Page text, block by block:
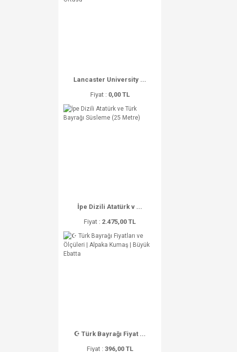
Lancaster University ...
Fiyat : 0,00 TL
İpe Dizili Atatürk v ...
Fiyat : 2.475,00 TL
☪ Türk Bayrağı Fiyat ...
Fiyat : 396,00 TL